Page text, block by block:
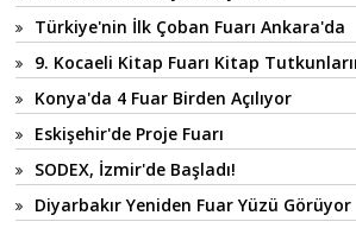
Türkiye'nin İlk Çoban Fuarı Ankara'da
9. Kocaeli Kitap Fuarı Kitap
Konya'da 4 Fuar Birden Açılıyor
Eskişehir'de Proje Fuarı
SODEX, İzmir'de Başladı!
Diyarbakır Yeniden Fuar Yüzü Görüyor